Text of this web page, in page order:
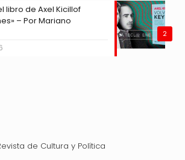
2
libro de Axel Kicillof
– Por Mariano
de Cultura y Política